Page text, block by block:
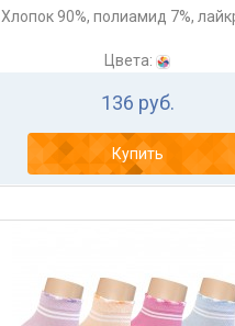
Хлопок 90%, полиамид 7%,
Цвета:
136 руб.
Купить